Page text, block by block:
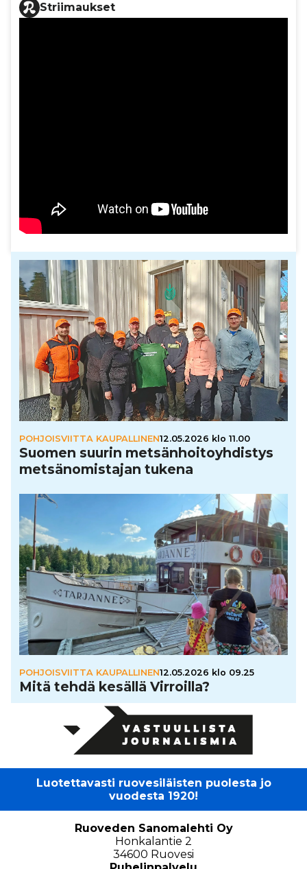
Striimaukset
POHJOISVIITTA KAUPALLINEN12.05.2026 klo 11.00
Suomen suurin met­sän­hoi­to­yh­dis­tys
met­sä­no­mis­ta­jan tukena
POHJOISVIITTA KAUPALLINEN12.05.2026 klo 09.25
Mitä tehdä kesällä Virroilla?
Luotettavasti ruovesiläisten puolesta jo
vuodesta 1920!
Ruoveden Sanomalehti Oy
Honkalantie 2
34600 Ruovesi